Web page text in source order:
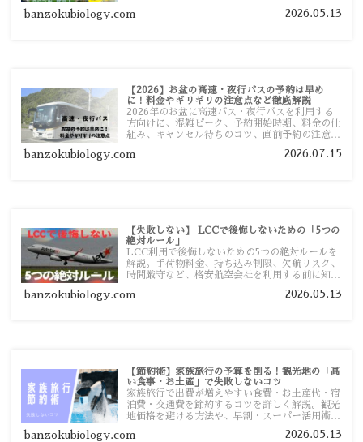
banzokubiology.com 2026.05.13
【2026】お盆の高速・夜行バスの予約は早め
に！料金やギリギリの注意点など徹底解説
2026年のお盆に高速バス・夜行バスを利用する
方向けに、混雑ピーク、予約開始時期、料金の仕
組み、キャンセル待ちのコツ、直前予約の注意点
banzokubiology.com 2026.07.15
【失敗しない】 LCCで後悔しないための「5つの
絶対ルール」
LCC利用で後悔しないための5つの絶対ルールを
解説。手荷物料金、持ち込み制限、欠航リスク、
時間厳守など、格安航空会社を利用する前に知っ
す。
banzokubiology.com 2026.05.13
【節約術】家族旅行の予算を削る！観光地の「高
い食事・お土産」で失敗しないコツ
家族旅行で出費が増えやすい食費・お土産代・宿
泊費・交通費を節約するコツを詳しく解説。観光
地価格を避ける方法や、早割・スーパー活用術、
banzokubiology.com 2026.05.13